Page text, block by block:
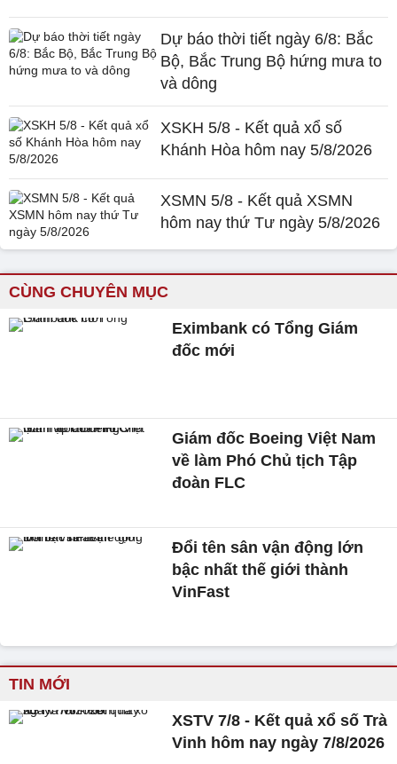
Dự báo thời tiết ngày 6/8: Bắc
Bộ, Bắc Trung Bộ hứng mưa to
và dông
XSKH 5/8 - Kết quả xổ số
Khánh Hòa hôm nay 5/8/2026
XSMN 5/8 - Kết quả XSMN
hôm nay thứ Tư ngày 5/8/2026
CÙNG CHUYÊN MỤC
Eximbank có Tổng Giám
đốc mới
Giám đốc Boeing Việt Nam
về làm Phó Chủ tịch Tập
đoàn FLC
Đổi tên sân vận động lớn
bậc nhất thế giới thành
VinFast
TIN MỚI
XSTV 7/8 - Kết quả xổ số Trà
Vinh hôm nay ngày 7/8/2026